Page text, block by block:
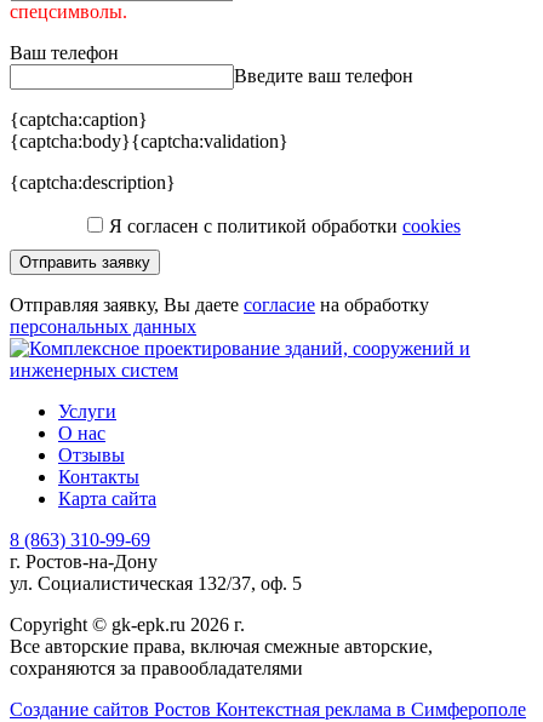
спецсимволы.
Ваш телефон
Введите ваш телефон
{captcha:caption}
{captcha:body}{captcha:validation}
{captcha:description}
Я согласен с политикой обработки cookies
Отправить заявку
Отправляя заявку, Вы даете согласие на обработку
персональных данных
Услуги
О нас
Отзывы
Контакты
Карта сайта
8 (863) 310-99-69
г. Ростов-на-Дону
ул. Социалистическая 132/37, оф. 5
Copyright © gk-epk.ru 2026 г.
Все авторские права, включая смежные авторские,
сохраняются за правообладателями
Создание сайтов Ростов Контекстная реклама в Симферополе